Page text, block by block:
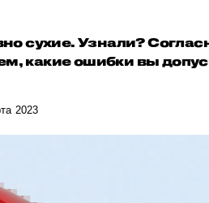
сухие. Узнали?
какие ошибки вы
2023